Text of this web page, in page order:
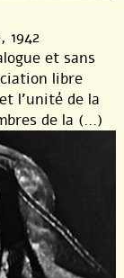
1942
et sans
libre
l’unité de la
de la (...)